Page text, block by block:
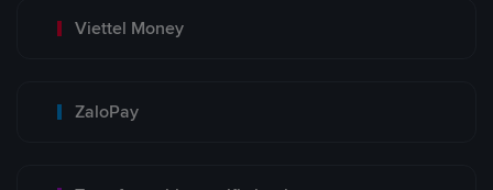
Viettel Money
ZaloPay